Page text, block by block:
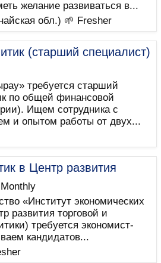
желание развиваться в...
обл.) 🌱 Fresher
(старший специалист)
требуется старший
по общей финансовой
Ищем сотрудника с
и опытом работы от двух...
в Центр развития
«Институт экономических
развития торговой и
требуется экономист-
кандидатов...